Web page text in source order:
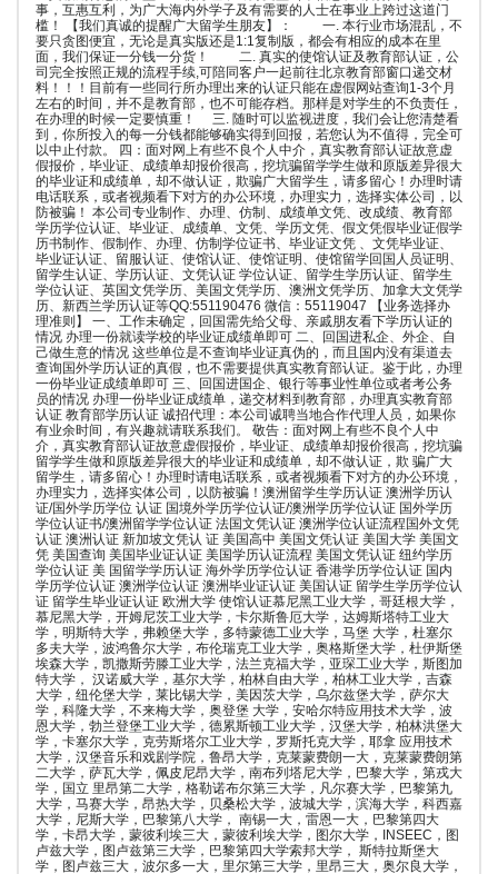
事，互惠互利，为广大海内外学子及有需要的人士在事业上跨过这道门
槛！ 【我们真诚的提醒广大留学生朋友】： 一. 本行业市场混乱，不
要只贪图便宜，无论是真实版还是1:1复制版，都会有相应的成本在里
面，我们保证一分钱一分货！ 二. 真实的使馆认证及教育部认证，公
司完全按照正规的流程手续,可陪同客户一起前往北京教育部窗口递交材
料！！！目前有一些同行所办理出来的认证只能在虚假网站查询1-3个月
左右的时间，并不是教育部，也不可能存档。那样是对学生的不负责任，
在办理的时候一定要慎重！ 三. 随时可以监视进度，我们会让您清楚看
到，你所投入的每一分钱都能够确实得到回报，若您认为不值得，完全可
以中止付款。 四：面对网上有些不良个人中介，真实教育部认证故意虚
假报价，毕业证、成绩单却报价很高，挖坑骗留学学生做和原版差异很大
的毕业证和成绩单，却不做认证，欺骗广大留学生，请多留心！办理时请
电话联系，或者视频看下对方的办公环境，办理实力，选择实体公司，以
防被骗！ 本公司专业制作、办理、仿制、成绩单文凭、改成绩、教育部
学历学位认证、毕业证、成绩单、文凭、学历文凭、假文凭假毕业证假学
历书制作、假制作、办理、仿制学位证书、毕业证文凭 、文凭毕业证、
毕业证认证、留服认证、使馆认证、使馆证明、使馆留学回国人员证明、
留学生认证、学历认证、文凭认证 学位认证、留学生学历认证、留学生
学位认证、英国文凭学历、美国文凭学历、澳洲文凭学历、加拿大文凭学
历、新西兰学历认证等QQ:551190476 微信：55119047 【业务选择办
理准则】 一、工作未确定，回国需先给父母、亲戚朋友看下学历认证的
情况 办理一份就读学校的毕业证成绩单即可 二、回国进私企、外企、自
己做生意的情况 这些单位是不查询毕业证真伪的，而且国内没有渠道去
查询国外学历认证的真假，也不需要提供真实教育部认证。鉴于此，办理
一份毕业证成绩单即可 三、回国进国企、银行等事业性单位或者考公务
员的情况 办理一份毕业证成绩单，递交材料到教育部，办理真实教育部
认证 教育部学历认证 诚招代理：本公司诚聘当地合作代理人员，如果你
有业余时间，有兴趣就请联系我们。 敬告：面对网上有些不良个人中
介，真实教育部认证故意虚假报价，毕业证、成绩单却报价很高，挖坑骗
留学学生做和原版差异很大的毕业证和成绩单，却不做认证，欺 骗广大
留学生，请多留心！办理时请电话联系，或者视频看下对方的办公环境，
办理实力，选择实体公司，以防被骗！澳洲留学生学历认证 澳洲学历认
证/国外学历学位 认证 国境外学历学位认证/澳洲学历学位认证 国外学历
学位认证书/澳洲留学学位认证 法国文凭认证 澳洲学位认证流程国外文凭
认证 澳洲认证 新加坡文凭认 证 美国高中 美国文凭认证 美国大学 美国文
凭 美国查询 美国毕业证认证 美国学历认证流程 美国文凭认证 纽约学历
学位认证 美 国留学学历认证 海外学历学位认证 香港学历学位认证 国内
学历学位认证 澳洲学位认证 澳洲毕业证认证 美国认证 留学生学历学位认
证 留学生毕业证认证 欧洲大学 使馆认证慕尼黑工业大学，哥廷根大学，
慕尼黑大学，开姆尼茨工业大学，卡尔斯鲁厄大学，达姆斯塔特工业大
学，明斯特大学，弗赖堡大学，多特蒙德工业大学，马堡 大学，杜塞尔
多夫大学，波鸿鲁尔大学，布伦瑞克工业大学，奥格斯堡大学，杜伊斯堡
埃森大学，凯撒斯劳滕工业大学，法兰克福大学，亚琛工业大学，斯图加
特大学， 汉诺威大学，基尔大学，柏林自由大学，柏林工业大学，吉森
大学，纽伦堡大学，莱比锡大学，美因茨大学，乌尔兹堡大学，萨尔大
学，科隆大学，不来梅大学，奥登堡 大学，安哈尔特应用技术大学，波
恩大学，勃兰登堡工业大学，德累斯顿工业大学，汉堡大学，柏林洪堡大
学，卡塞尔大学，克劳斯塔尔工业大学，罗斯托克大学，耶拿 应用技术
大学，汉堡音乐和戏剧学院，鲁昂大学，克莱蒙费朗一大，克莱蒙费朗第
二大学，萨瓦大学，佩皮尼昂大学，南布列塔尼大学，巴黎大学，第戎大
学，国立 里昂第二大学，格勒诺布尔第三大学，凡尔赛大学，巴黎第九
大学，马赛大学，昂热大学，贝桑松大学，波城大学，滨海大学，科西嘉
大学，尼斯大学，巴黎第八大学， 南锡一大，雷恩一大，巴黎第四大
学，卡昂大学，蒙彼利埃三大，蒙彼利埃大学，图尔大学，INSEEC，图
卢兹大学，图卢兹第三大学，巴黎第四大学索邦大学， 斯特拉斯堡大
学，图卢兹三大，波尔多一大，里尔第三大学，里昂三大，奥尔良大学，